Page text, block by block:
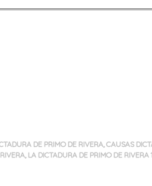
DE PRIMO DE RIVERA CAUSAS
LA DICTADURA DE PRIMO DE RIVERA